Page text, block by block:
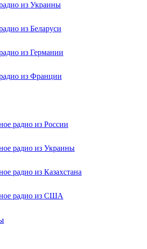
из Украины
из Беларуси
из Германии
из Франции
радио из России
радио из Украины
радио из Казахстана
радио из США